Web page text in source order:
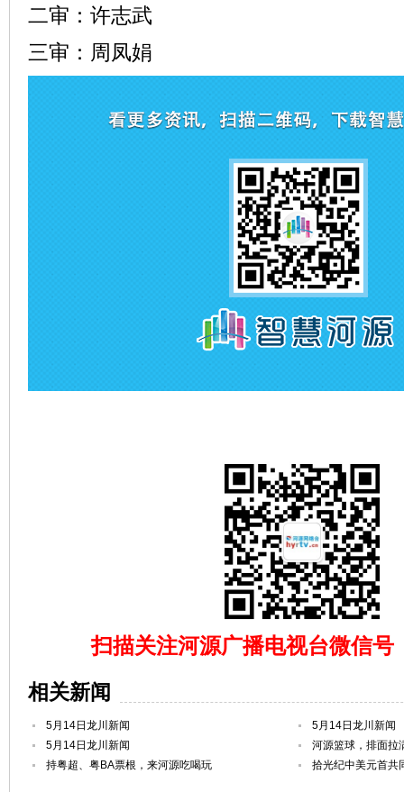
二审：许志武
三审：周凤娟
扫描关注河源广播电视台微信
相关新闻
5月14日龙川新闻
5月14日龙川新闻
5月14日龙川新闻
河源篮球，排面拉
持粤超、粤BA票根，来河源吃喝玩
拾光纪中美元首共